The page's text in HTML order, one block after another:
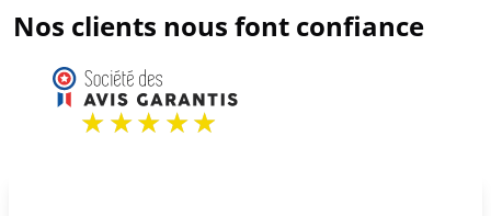
Nos clients nous font confiance